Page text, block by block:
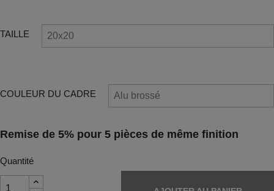
TAILLE
COULEUR DU CADRE
Remise de 5% pour 5 pièces de même finition
Quantité